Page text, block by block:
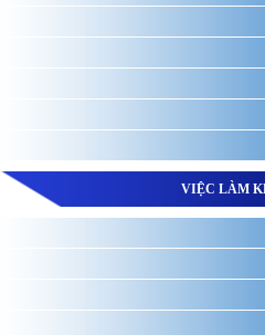
VIỆC LÀM